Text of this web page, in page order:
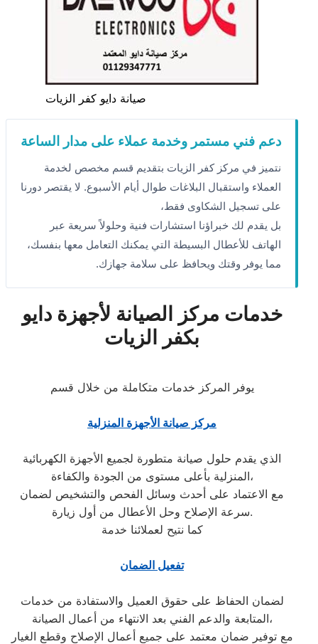
صيانة دايو كفر الزيات
دعم فني مستمر وخدمة عملاء على مدار الساعة
نتميز في مركز كفر الزيات بتقديم قسم مخصص لخدمة
العملاء واستقبال البلاغات طوال أيام الأسبوع. لا يقتصر دورنا
على تسجيل الشكاوى فقط،
بل يقدم لك خبراؤنا استشارات فنية وحلولاً سريعة عبر
الهاتف للأعطال البسيطة التي يمكنك التعامل معها بنفسك،
مما يوفر وقتك ويحافظ على سلامة جهازك.
خدمات مركز الصيانة لأجهزة دايو
بكفر الزيات
يوفر المركز خدمات متكاملة من خلال قسم
مركز صيانة الأجهزة المنزلية
الذي يقدم حلول صيانة متطورة لجميع الأجهزة الكهربائية
المنزلية بأعلى مستوى من الجودة والكفاءة،
مع الاعتماد على أحدث وسائل الفحص والتشخيص لضمان
سرعة الإصلاح وحل الأعطال من أول زيارة.
كما نتيح لعملائنا خدمة
تفعيل الضمان
لضمان الحفاظ على حقوق العميل والاستفادة من خدمات
المتابعة والدعم الفني بعد الانتهاء من أعمال الصيانة،
مع توفير ضمان معتمد على جميع أعمال الإصلاح وقطع الغيار